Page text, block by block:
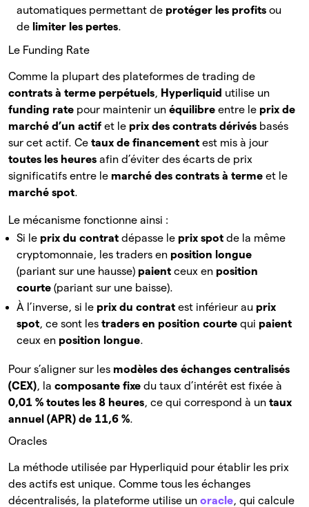
automatiques permettant de protéger les profits ou
de limiter les pertes.
Le Funding Rate
Comme la plupart des plateformes de trading de
contrats à terme perpétuels, Hyperliquid utilise un
funding rate pour maintenir un équilibre entre le prix de
marché d’un actif et le prix des contrats dérivés basés
sur cet actif. Ce taux de financement est mis à jour
toutes les heures afin d’éviter des écarts de prix
significatifs entre le marché des contrats à terme et le
marché spot.
Le mécanisme fonctionne ainsi :
Si le prix du contrat dépasse le prix spot de la même
cryptomonnaie, les traders en position longue
(pariant sur une hausse) paient ceux en position
courte (pariant sur une baisse).
À l’inverse, si le prix du contrat est inférieur au prix
spot, ce sont les traders en position courte qui paient
ceux en position longue.
Pour s’aligner sur les modèles des échanges centralisés
(CEX), la composante fixe du taux d’intérêt est fixée à
0,01 % toutes les 8 heures, ce qui correspond à un taux
annuel (APR) de 11,6 %.
Oracles
La méthode utilisée par Hyperliquid pour établir les prix
des actifs est unique. Comme tous les échanges
décentralisés, la plateforme utilise un oracle, qui calcule